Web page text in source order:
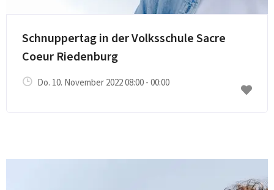
Schnuppertag in der Volksschule Sacre
Coeur Riedenburg
Do. 10. November 2022 08:00 - 00:00